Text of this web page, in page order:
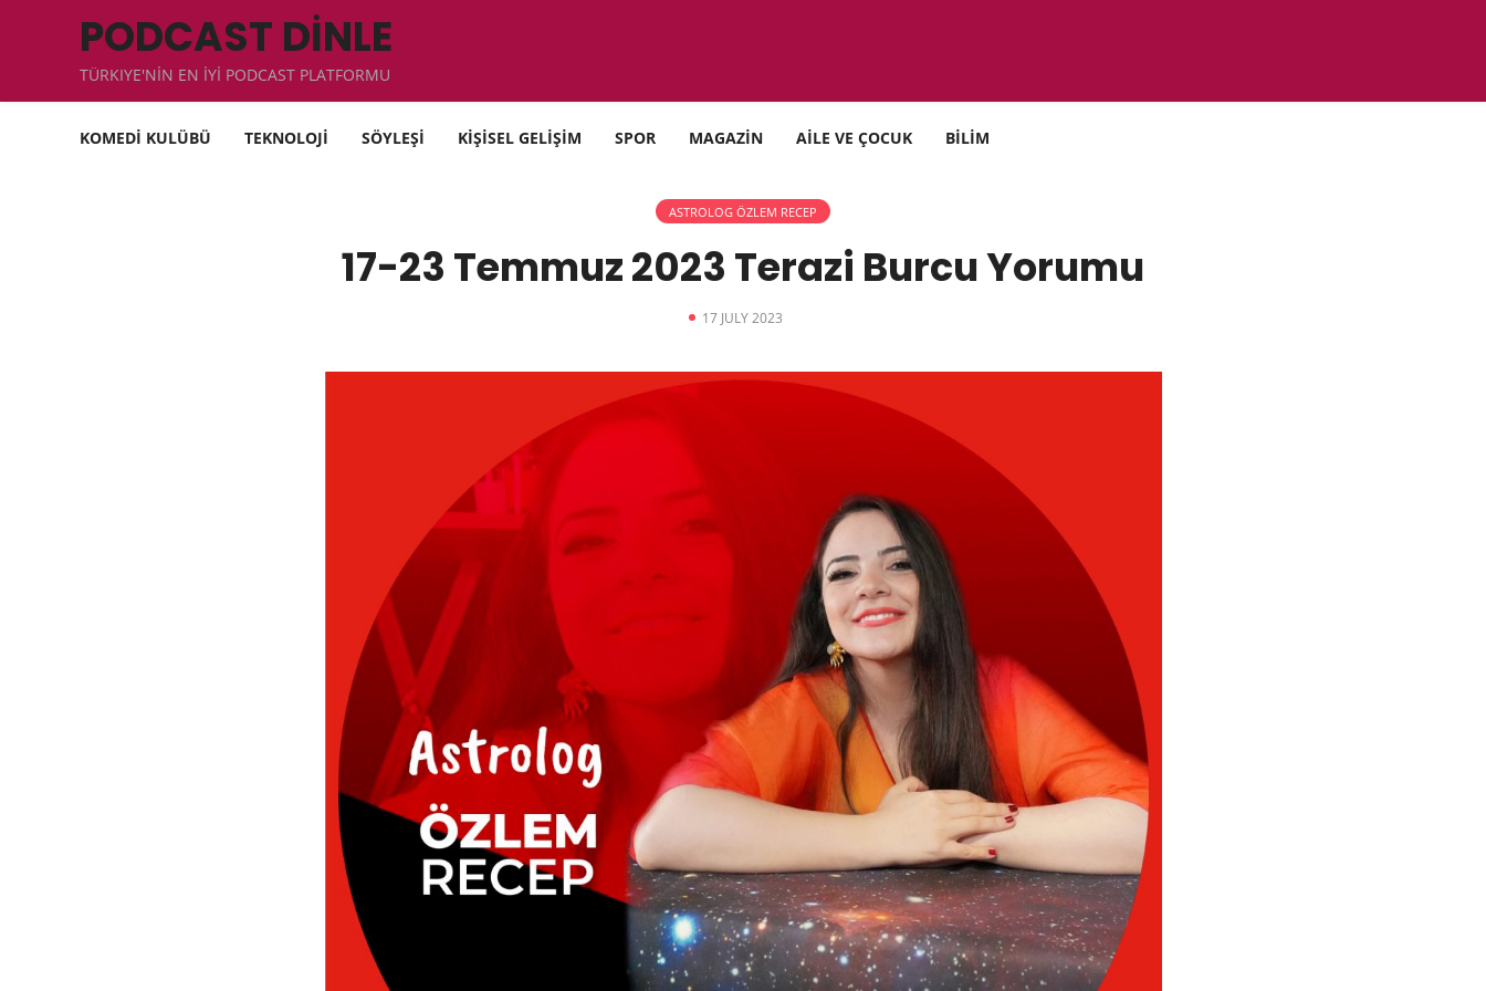
PODCAST DİNLE
TÜRKIYE'NİN EN İYİ PODCAST PLATFORMU
KOMEDİ KULÜBÜ TEKNOLOJİ SÖYLEŞİ KİŞİSEL GELİŞİM SPOR MAGAZİN AİLE VE ÇOCUK BİLİM
ASTROLOG ÖZLEM RECEP
17-23 Temmuz 2023 Terazi Burcu Yorumu
17 JULY 2023